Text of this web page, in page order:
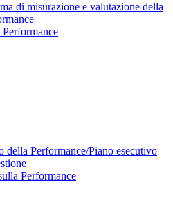
di misurazione e valutazione della
della Performance/Piano esecutivo
Performance